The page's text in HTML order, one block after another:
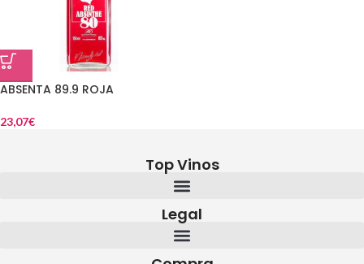
ABSENTA 89.9 ROJA
23,07€
Top Vinos
Legal